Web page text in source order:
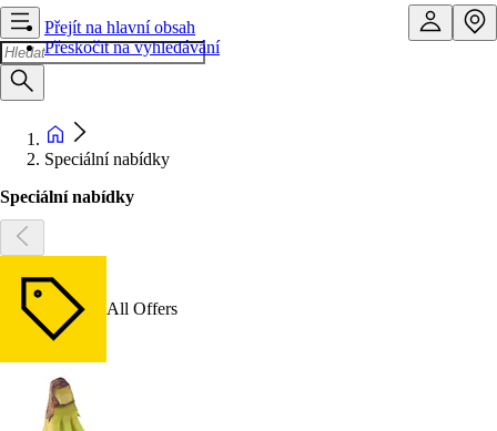
Přejít na hlavní obsah
Přeskočit na vyhledávání
Speciální nabídky
Speciální nabídky
All Offers